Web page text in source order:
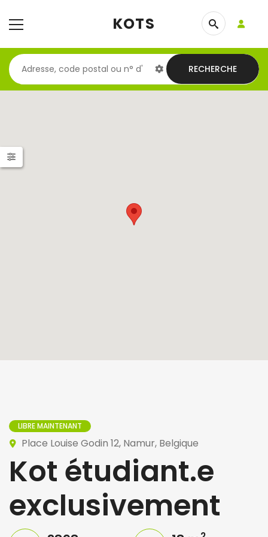
KOTS
RECHERCHE
LIBRE MAINTENANT
Place Louise Godin 12, Namur, Belgique
Kot étudiant.e
exclusivement